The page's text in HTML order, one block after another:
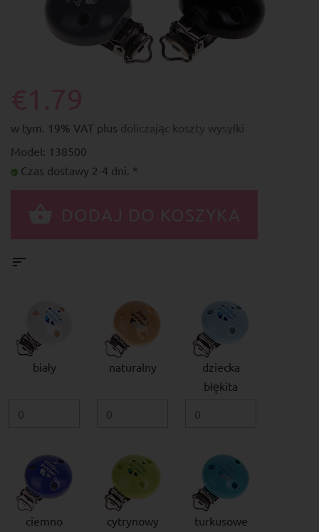
w tym. 19% VAT plus doliczając koszty wysyłki
Model: 138500
Czas dostawy 2-4 dni. *
biały naturalny
dziecka
błękita
ciemno
cytrynowy
turkusowe